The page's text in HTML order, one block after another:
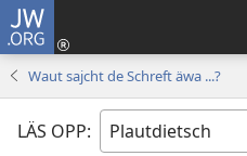
JW.ORG
Waut sajcht de Schreft äwa ...?
LÄS OPP: